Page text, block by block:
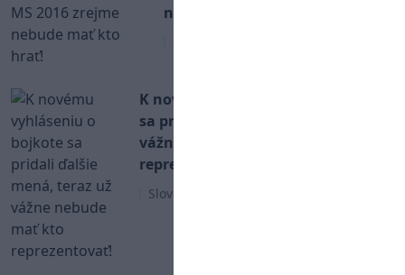
nebude mať kto hrať!
K novému vyhláseniu o bojkote
sa pridali ďalšie mená, teraz už
vážne nebude mať kto
reprezentovať!
Slovenský hokej